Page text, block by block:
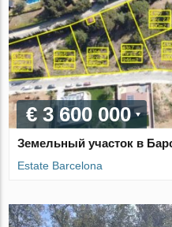
€ 3 600 000
Земельный участок в
Estate Barcelona